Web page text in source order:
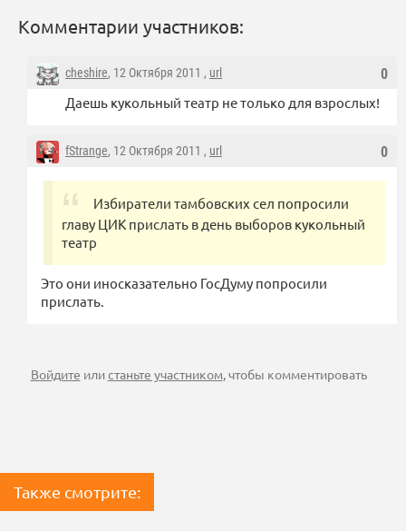
Комментарии участников:
0
cheshire, 12 Октября 2011 , url
Даешь кукольный театр не только для взрослых!
0
fStrange, 12 Октября 2011 , url
Избиратели тамбовских сел попросили
главу ЦИК прислать в день выборов кукольный
театр
Это они иносказательно ГосДуму попросили
прислать.
Войдите илистаньте участником, чтобы комментировать
Также смотрите: